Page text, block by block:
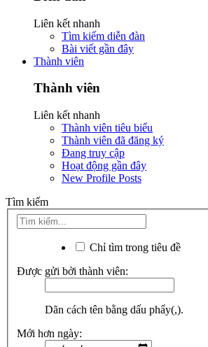
Liên kết nhanh
Tìm kiếm diễn đàn
Bài viết gần đây
Thành viên
Thành viên
Liên kết nhanh
Thành viên tiêu biểu
Thành viên đã đăng ký
Đang truy cập
Hoạt động gần đây
New Profile Posts
Tìm kiếm
Chỉ tìm trong tiêu đề
Được gửi bởi thành viên:
Dãn cách tên bằng dấu phẩy(,).
Mới hơn ngày: